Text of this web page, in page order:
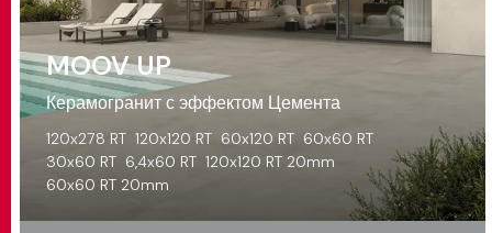
MOOV UP
Керамогранит с эффектом Цемента
120x278 RT 120x120 RT 60x120 RT 60x60 RT
30x60 RT 6,4x60 RT 120x120 RT 20mm
60x60 RT 20mm